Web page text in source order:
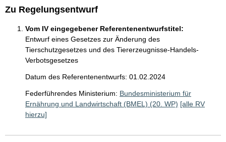
Zu Regelungsentwurf
Vom IV eingegebener Referentenentwurfstitel:
Entwurf eines Gesetzes zur Änderung des
Tierschutzgesetzes und des Tiererzeugnisse-Handels-
Verbotsgesetzes
Datum des Referentenentwurfs: 01.02.2024
Federführendes Ministerium: Bundesministerium für
Ernährung und Landwirtschaft (BMEL) (20. WP) [alle RV
hierzu]